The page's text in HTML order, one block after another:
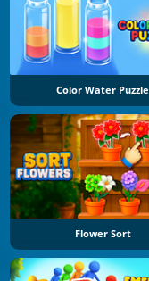
Color Water Puzzle
Flower Sort